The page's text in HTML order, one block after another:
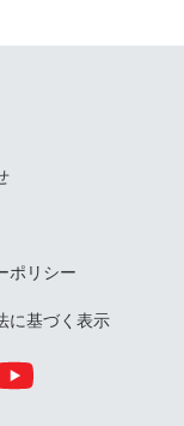
ポリシー
に基づく表示